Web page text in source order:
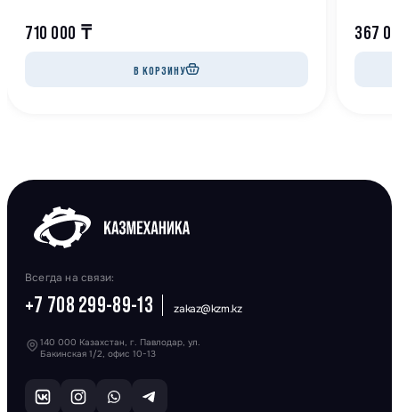
710 000 ₸
В КОРЗИНУ
367
Всегда на связи:
+7 708 299-89-13 zakaz@kzm.kz
140 000 Казахстан, г. Павлодар, ул.
Бакинская 1/2, офис 10-13